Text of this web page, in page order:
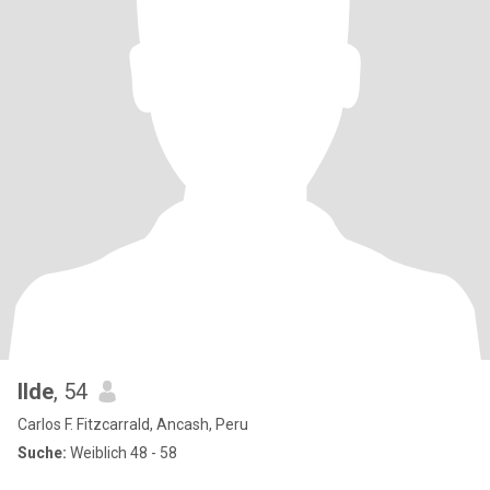
Ilde, 54
Carlos F. Fitzcarrald, Ancash, Peru
Suche: Weiblich 48 - 58